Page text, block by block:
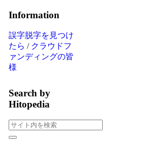
Information
誤字脱字を見つけ
たら / クラウドフ
ァンディングの皆
様
Search by
Hitopedia